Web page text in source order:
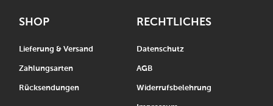
SHOP
Lieferung & Versand
Zahlungsarten
Rücksendungen
RECHTLICHES
Datenschutz
AGB
Widerrufsbelehrung